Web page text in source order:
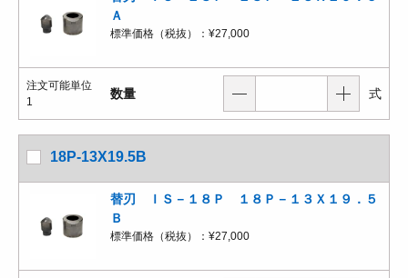
Ａ
標準価格（税抜）： ¥27,000
注文可能単位
1
数量 式
18P-13X19.5B
替刃 ＩＳ－１８Ｐ １８Ｐ－１３Ｘ１９．５
Ｂ
標準価格（税抜）： ¥27,000